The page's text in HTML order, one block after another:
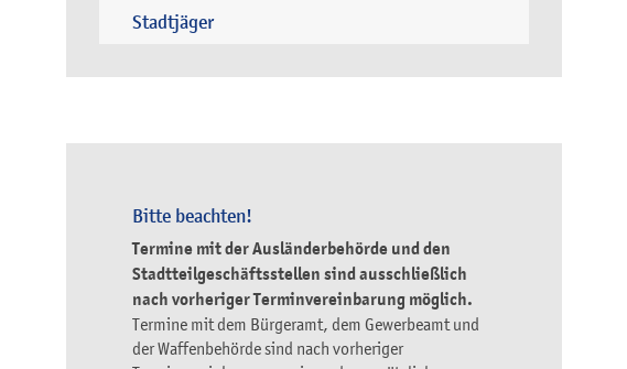
Stadtjäger
Bitte beachten!
Termine mit der Ausländerbehörde und den
Stadtteilgeschäftsstellen sind ausschließlich
nach vorheriger Terminvereinbarung möglich.
Termine mit dem Bürgeramt, dem Gewerbeamt und
der Waffenbehörde sind nach vorheriger